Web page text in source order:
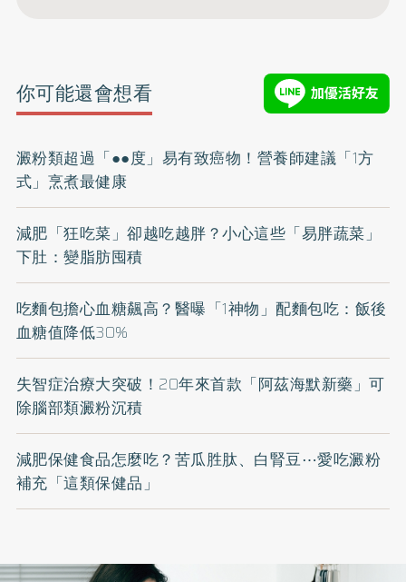
你可能還會想看
澱粉類超過「●●度」易有致癌物！營養師建議「1方
式」烹煮最健康
減肥「狂吃菜」卻越吃越胖？小心這些「易胖蔬菜」
下肚：變脂肪囤積
吃麵包擔心血糖飆高？醫曝「1神物」配麵包吃：飯後
血糖值降低30%
失智症治療大突破！20年來首款「阿茲海默新藥」可
除腦部類澱粉沉積
減肥保健食品怎麼吃？苦瓜胜肽、白腎豆⋯愛吃澱粉
補充「這類保健品」